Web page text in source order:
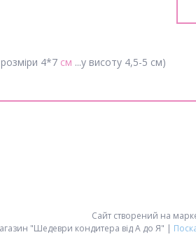
4*7 см ...у висоту 4,5-5 см)
Сайт створений на
Інтернет-магазин "Шедеври кондитера від А до Я" |